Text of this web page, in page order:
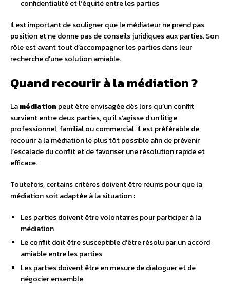
confidentialité et l’équité entre les parties
Il est important de souligner que le médiateur ne prend pas
position et ne donne pas de conseils juridiques aux parties. Son
rôle est avant tout d’accompagner les parties dans leur
recherche d’une solution amiable.
Quand recourir à la médiation ?
Lamédiation peut être envisagée dès lors qu’un conflit
survient entre deux parties, qu’il s’agisse d’un litige
professionnel, familial ou commercial. Il est préférable de
recourir à la médiation le plus tôt possible afin de prévenir
l’escalade du conflit et de favoriser une résolution rapide et
efficace.
Toutefois, certains critères doivent être réunis pour que la
médiation soit adaptée à la situation :
Les parties doivent être volontaires pour participer à la
médiation
Le conflit doit être susceptible d’être résolu par un accord
amiable entre les parties
Les parties doivent être en mesure de dialoguer et de
négocier ensemble